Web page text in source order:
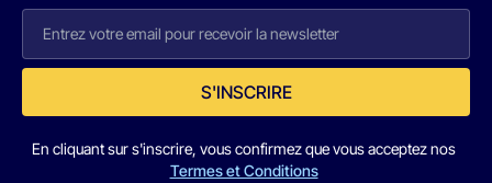
S'INSCRIRE
En cliquant sur s'inscrire, vous confirmez que vous acceptez nos
Termes et Conditions